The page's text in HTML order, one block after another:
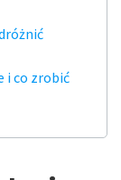
i co zrobić